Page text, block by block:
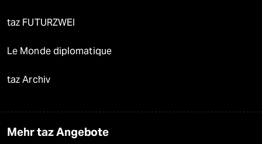
taz FUTURZWEI
Le Monde diplomatique
taz Archiv
Mehr taz Angebote